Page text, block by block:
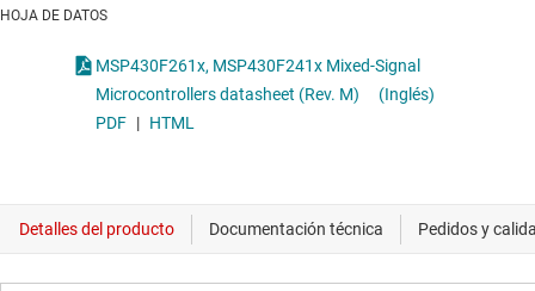
HOJA DE DATOS
MSP430F261x, MSP430F241x Mixed-Signal
Microcontrollers datasheet (Rev. M)
(Inglés)
PDF | HTML